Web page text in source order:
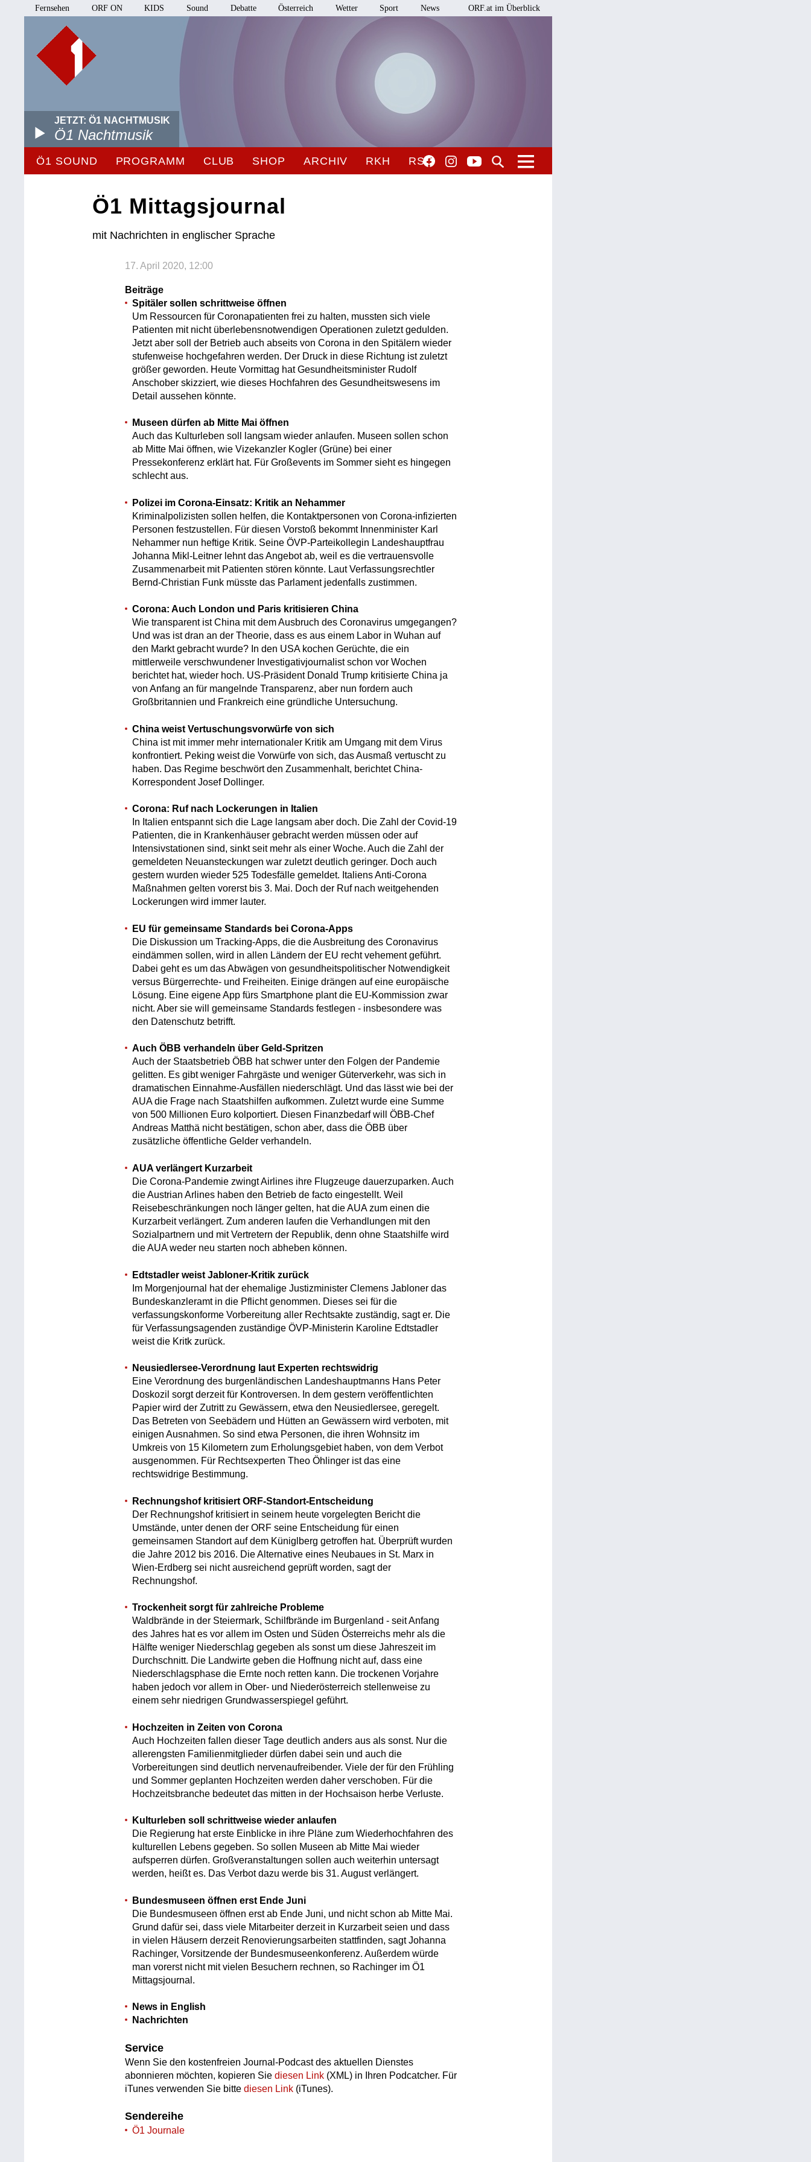
Fernsehen ORF ON KIDS Sound Debatte Österreich Wetter Sport News ORF.at im Überblick
JETZT: Ö1 NACHTMUSIK
Ö1 Nachtmusik
Ö1 SOUND PROGRAMM CLUB SHOP ARCHIV RKH RSO
Ö1 Mittagsjournal
mit Nachrichten in englischer Sprache
17. April 2020, 12:00
Beiträge
Spitäler sollen schrittweise öffnen
Um Ressourcen für Coronapatienten frei zu halten, mussten sich viele
Patienten mit nicht überlebensnotwendigen Operationen zuletzt gedulden.
Jetzt aber soll der Betrieb auch abseits von Corona in den Spitälern wieder
stufenweise hochgefahren werden. Der Druck in diese Richtung ist zuletzt
größer geworden. Heute Vormittag hat Gesundheitsminister Rudolf
Anschober skizziert, wie dieses Hochfahren des Gesundheitswesens im
Detail aussehen könnte.
Museen dürfen ab Mitte Mai öffnen
Auch das Kulturleben soll langsam wieder anlaufen. Museen sollen schon
ab Mitte Mai öffnen, wie Vizekanzler Kogler (Grüne) bei einer
Pressekonferenz erklärt hat. Für Großevents im Sommer sieht es hingegen
schlecht aus.
Polizei im Corona-Einsatz: Kritik an Nehammer
Kriminalpolizisten sollen helfen, die Kontaktpersonen von Corona-infizierten
Personen festzustellen. Für diesen Vorstoß bekommt Innenminister Karl
Nehammer nun heftige Kritik. Seine ÖVP-Parteikollegin Landeshauptfrau
Johanna Mikl-Leitner lehnt das Angebot ab, weil es die vertrauensvolle
Zusammenarbeit mit Patienten stören könnte. Laut Verfassungsrechtler
Bernd-Christian Funk müsste das Parlament jedenfalls zustimmen.
Corona: Auch London und Paris kritisieren China
Wie transparent ist China mit dem Ausbruch des Coronavirus umgegangen?
Und was ist dran an der Theorie, dass es aus einem Labor in Wuhan auf
den Markt gebracht wurde? In den USA kochen Gerüchte, die ein
mittlerweile verschwundener Investigativjournalist schon vor Wochen
berichtet hat, wieder hoch. US-Präsident Donald Trump kritisierte China ja
von Anfang an für mangelnde Transparenz, aber nun fordern auch
Großbritannien und Frankreich eine gründliche Untersuchung.
China weist Vertuschungsvorwürfe von sich
China ist mit immer mehr internationaler Kritik am Umgang mit dem Virus
konfrontiert. Peking weist die Vorwürfe von sich, das Ausmaß vertuscht zu
haben. Das Regime beschwört den Zusammenhalt, berichtet China-
Korrespondent Josef Dollinger.
Corona: Ruf nach Lockerungen in Italien
In Italien entspannt sich die Lage langsam aber doch. Die Zahl der Covid-19
Patienten, die in Krankenhäuser gebracht werden müssen oder auf
Intensivstationen sind, sinkt seit mehr als einer Woche. Auch die Zahl der
gemeldeten Neuansteckungen war zuletzt deutlich geringer. Doch auch
gestern wurden wieder 525 Todesfälle gemeldet. Italiens Anti-Corona
Maßnahmen gelten vorerst bis 3. Mai. Doch der Ruf nach weitgehenden
Lockerungen wird immer lauter.
EU für gemeinsame Standards bei Corona-Apps
Die Diskussion um Tracking-Apps, die die Ausbreitung des Coronavirus
eindämmen sollen, wird in allen Ländern der EU recht vehement geführt.
Dabei geht es um das Abwägen von gesundheitspolitischer Notwendigkeit
versus Bürgerrechte- und Freiheiten. Einige drängen auf eine europäische
Lösung. Eine eigene App fürs Smartphone plant die EU-Kommission zwar
nicht. Aber sie will gemeinsame Standards festlegen - insbesondere was
den Datenschutz betrifft.
Auch ÖBB verhandeln über Geld-Spritzen
Auch der Staatsbetrieb ÖBB hat schwer unter den Folgen der Pandemie
gelitten. Es gibt weniger Fahrgäste und weniger Güterverkehr, was sich in
dramatischen Einnahme-Ausfällen niederschlägt. Und das lässt wie bei der
AUA die Frage nach Staatshilfen aufkommen. Zuletzt wurde eine Summe
von 500 Millionen Euro kolportiert. Diesen Finanzbedarf will ÖBB-Chef
Andreas Matthä nicht bestätigen, schon aber, dass die ÖBB über
zusätzliche öffentliche Gelder verhandeln.
AUA verlängert Kurzarbeit
Die Corona-Pandemie zwingt Airlines ihre Flugzeuge dauerzuparken. Auch
die Austrian Arlines haben den Betrieb de facto eingestellt. Weil
Reisebeschränkungen noch länger gelten, hat die AUA zum einen die
Kurzarbeit verlängert. Zum anderen laufen die Verhandlungen mit den
Sozialpartnern und mit Vertretern der Republik, denn ohne Staatshilfe wird
die AUA weder neu starten noch abheben können.
Edtstadler weist Jabloner-Kritik zurück
Im Morgenjournal hat der ehemalige Justizminister Clemens Jabloner das
Bundeskanzleramt in die Pflicht genommen. Dieses sei für die
verfassungskonforme Vorbereitung aller Rechtsakte zuständig, sagt er. Die
für Verfassungsagenden zuständige ÖVP-Ministerin Karoline Edtstadler
weist die Kritk zurück.
Neusiedlersee-Verordnung laut Experten rechtswidrig
Eine Verordnung des burgenländischen Landeshauptmanns Hans Peter
Doskozil sorgt derzeit für Kontroversen. In dem gestern veröffentlichten
Papier wird der Zutritt zu Gewässern, etwa den Neusiedlersee, geregelt.
Das Betreten von Seebädern und Hütten an Gewässern wird verboten, mit
einigen Ausnahmen. So sind etwa Personen, die ihren Wohnsitz im
Umkreis von 15 Kilometern zum Erholungsgebiet haben, von dem Verbot
ausgenommen. Für Rechtsexperten Theo Öhlinger ist das eine
rechtswidrige Bestimmung.
Rechnungshof kritisiert ORF-Standort-Entscheidung
Der Rechnungshof kritisiert in seinem heute vorgelegten Bericht die
Umstände, unter denen der ORF seine Entscheidung für einen
gemeinsamen Standort auf dem Küniglberg getroffen hat. Überprüft wurden
die Jahre 2012 bis 2016. Die Alternative eines Neubaues in St. Marx in
Wien-Erdberg sei nicht ausreichend geprüft worden, sagt der
Rechnungshof.
Trockenheit sorgt für zahlreiche Probleme
Waldbrände in der Steiermark, Schilfbrände im Burgenland - seit Anfang
des Jahres hat es vor allem im Osten und Süden Österreichs mehr als die
Hälfte weniger Niederschlag gegeben als sonst um diese Jahreszeit im
Durchschnitt. Die Landwirte geben die Hoffnung nicht auf, dass eine
Niederschlagsphase die Ernte noch retten kann. Die trockenen Vorjahre
haben jedoch vor allem in Ober- und Niederösterreich stellenweise zu
einem sehr niedrigen Grundwasserspiegel geführt.
Hochzeiten in Zeiten von Corona
Auch Hochzeiten fallen dieser Tage deutlich anders aus als sonst. Nur die
allerengsten Familienmitglieder dürfen dabei sein und auch die
Vorbereitungen sind deutlich nervenaufreibender. Viele der für den Frühling
und Sommer geplanten Hochzeiten werden daher verschoben. Für die
Hochzeitsbranche bedeutet das mitten in der Hochsaison herbe Verluste.
Kulturleben soll schrittweise wieder anlaufen
Die Regierung hat erste Einblicke in ihre Pläne zum Wiederhochfahren des
kulturellen Lebens gegeben. So sollen Museen ab Mitte Mai wieder
aufsperren dürfen. Großveranstaltungen sollen auch weiterhin untersagt
werden, heißt es. Das Verbot dazu werde bis 31. August verlängert.
Bundesmuseen öffnen erst Ende Juni
Die Bundesmuseen öffnen erst ab Ende Juni, und nicht schon ab Mitte Mai.
Grund dafür sei, dass viele Mitarbeiter derzeit in Kurzarbeit seien und dass
in vielen Häusern derzeit Renovierungsarbeiten stattfinden, sagt Johanna
Rachinger, Vorsitzende der Bundesmuseenkonferenz. Außerdem würde
man vorerst nicht mit vielen Besuchern rechnen, so Rachinger im Ö1
Mittagsjournal.
News in English
Nachrichten
Service
Wenn Sie den kostenfreien Journal-Podcast des aktuellen Dienstes
abonnieren möchten, kopieren Siediesen Link (XML) in Ihren Podcatcher. Für
iTunes verwenden Sie bittediesen Link (iTunes).
Sendereihe
Ö1 Journale